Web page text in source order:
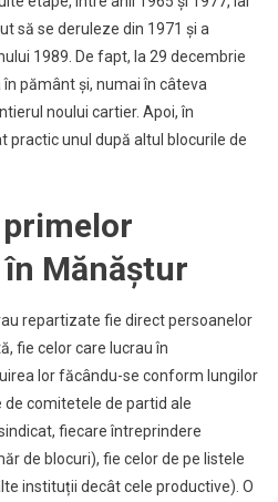
să se deruleze din 1971 și a
1989. De fapt, la 29 decembrie
pământ și, numai în câteva
noului cartier. Apoi, în
practic unul după altul blocurile de
Mănăștur
repartizate fie direct persoanelor
fie celor care lucrau în
lor făcându-se conform lungilor
comitetele de partid ale
fiecare întreprindere
de blocuri), fie celor de pe listele
instituții decât cele productive). O